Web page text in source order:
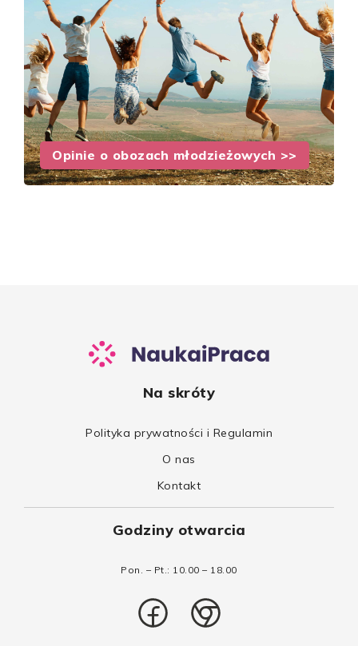
Opinie o obozach młodzieżowych >>
Na skróty
Polityka prywatności i Regulamin
O nas
Kontakt
Godziny otwarcia
Pon. – Pt.: 10.00 – 18.00